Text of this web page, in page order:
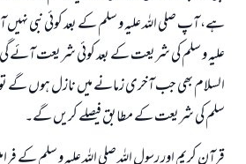
ہے، آپ صلی اللہ علیہ و سلم کے بعد کوئی نبی
علیہ و سلم کی شریعت کے بعد کوئی شریعت آئے گی،
السلام بھی جب آخری زمانے میں نازل ہوں گے تو
سلم کی شریعت کے مطابق فیصلے کریں گے۔